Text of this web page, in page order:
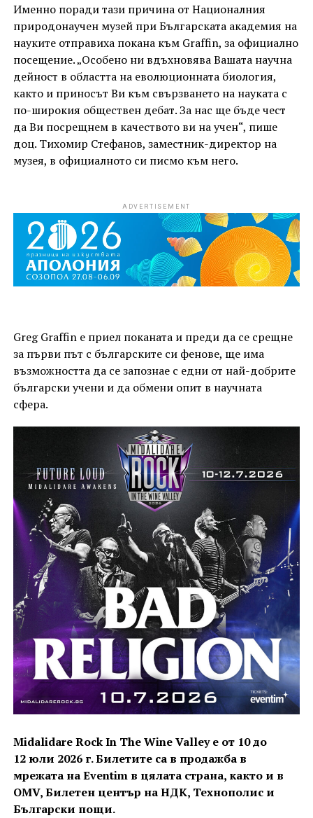
Именно поради тази причина от Националния
природонаучен музей при Българската академия на
науките отправиха покана към Graffin, за официално
посещение. „Особено ни вдъхновява Вашата научна
дейност в областта на еволюционната биология,
както и приносът Ви към свързването на науката с
по-широкия обществен дебат. За нас ще бъде чест
да Ви посрещнем в качеството ви на учен“, пише
доц. Тихомир Стефанов, заместник-директор на
музея, в официалното си писмо към него.
ADVERTISEMENT
Greg Graffin е приел поканата и преди да се срещне
за първи път с българските си фенове, ще има
възможността да се запознае с едни от най-добрите
български учени и да обмени опит в научната
сфера.
Midalidare Rock In The Wine Valley е от 10 до
12 юли 2026 г. Билетите са в продажба в
мрежaта на Eventim в цялата страна, както и в
OMV, Билетен център на НДК, Технополис и
Български пощи.